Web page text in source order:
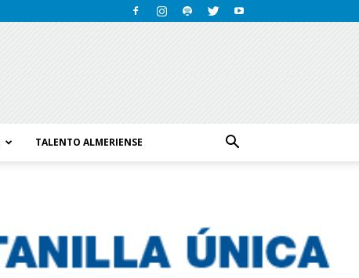
TALENTO ALMERIENSE